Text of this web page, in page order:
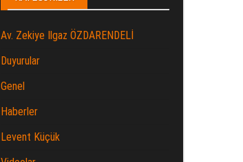
Av. Zekiye Ilgaz ÖZDARENDELİ
Duyurular
Genel
Haberler
Levent Küçük